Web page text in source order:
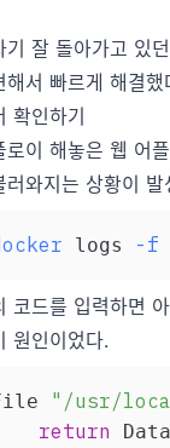
기 잘 돌아가고 있
해서 빠르게 해결
확인하기
로이 해놓은 웹 어
러와지는 상황이
logs -f
코드를 입력하면
원인이었다.
"/usr/
return